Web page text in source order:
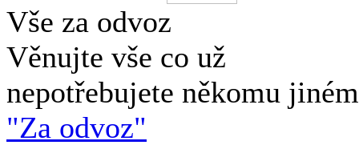
Vše za odvoz
Věnujte vše co už
nepotřebujete někomu
"Za odvoz"